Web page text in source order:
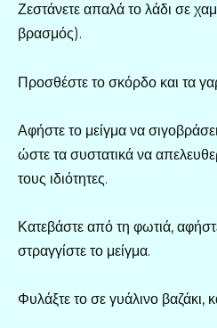
Ζεστάνετε απαλά το λάδι σε
βρασμός).
Προσθέστε το σκόρδο και τα
Αφήστε το μείγμα να
ώστε τα συστατικά να
τους ιδιότητες.
Κατεβάστε από τη φωτιά,
στραγγίστε το μείγμα.
Φυλάξτε το σε γυάλινο βαζάκι,